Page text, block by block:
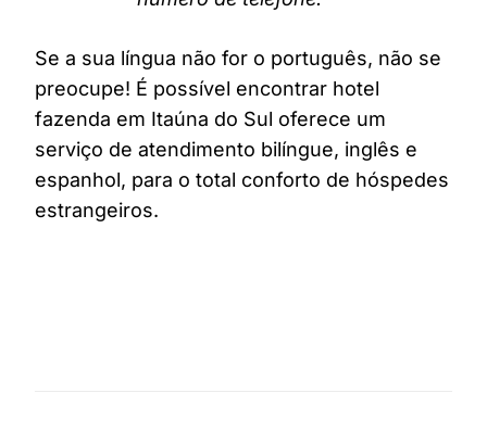
Se a sua língua não for o português, não se
preocupe! É possível encontrar hotel
fazenda em Itaúna do Sul oferece um
serviço de atendimento bilíngue, inglês e
espanhol, para o total conforto de hóspedes
estrangeiros.